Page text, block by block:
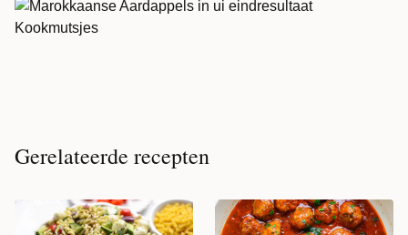
Gerelateerde recepten